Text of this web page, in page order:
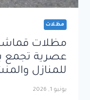
مظلات
مظلات
عصرية تجمع
للمنازل
يونيو 1, 2026